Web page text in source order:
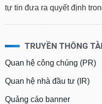
tự tin đưa ra quyết định
TRUYỀN THÔNG
Quan hệ công chúng (PR)
Quan hệ nhà đầu tư (IR)
Quảng cáo banner